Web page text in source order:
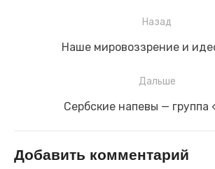
Назад
Предыдущая
Наше мировоззрение и
Дальше
Следующая
Сербские напевы — группа
Добавить комментарий